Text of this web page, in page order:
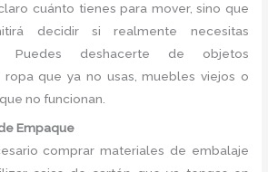
cuánto tienes para mover, sino que
decidir si realmente necesitas
Puedes deshacerte de objetos
ropa que ya no usas, muebles viejos o
no funcionan.
Empaque
comprar materiales de embalaje